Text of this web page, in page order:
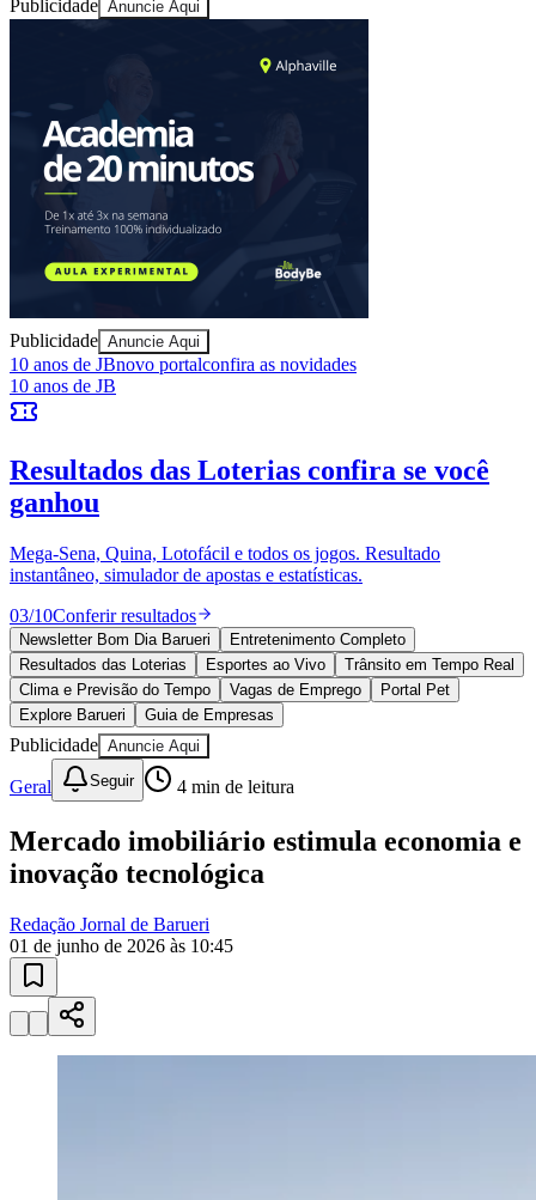
Athletico-PR
Publicidade Anuncie Aqui
Publicidade Anuncie Aqui
10 anos de JBnovo portalconfira as novidades
Esportes ao Vivo
atualizadas